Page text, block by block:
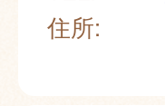
住所: